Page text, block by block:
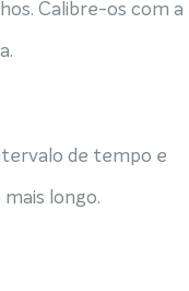
Calibre-os com a
de tempo e
longo.